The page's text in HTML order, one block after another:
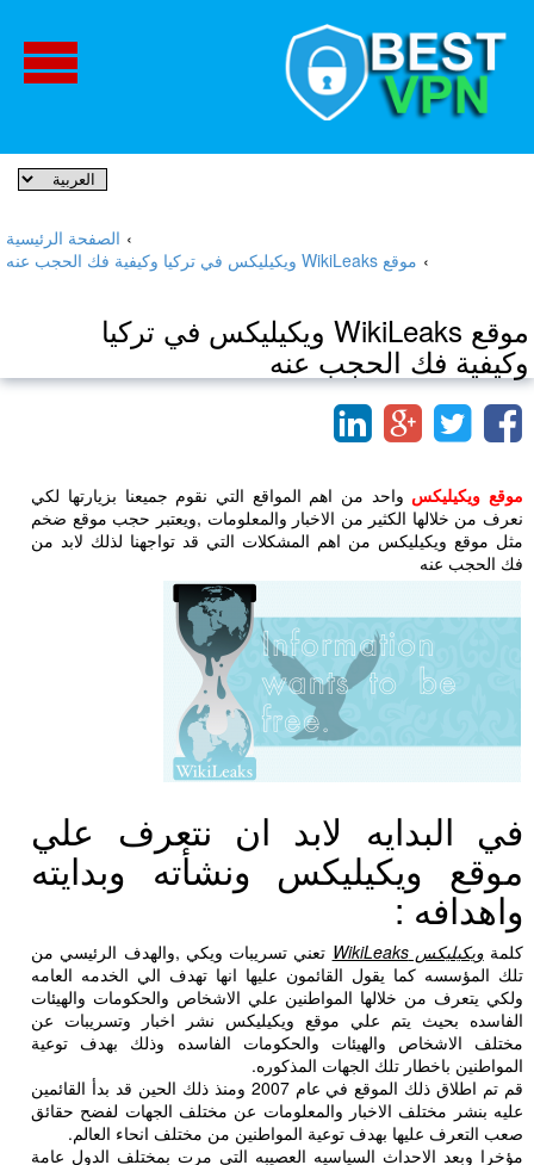
الصفحة الرئيسية ›
موقع WikiLeaks ويكيليكس في تركيا وكيفية فك الحجب عنه ›
موقع WikiLeaks ويكيليكس في تركيا
وكيفية فك الحجب عنه
موقع ويكيليكس واحد من اهم المواقع التي نقوم جميعنا بزيارتها لكي
نعرف من خلالها الكثير من الاخبار والمعلومات ,ويعتبر حجب موقع ضخم
مثل موقع ويكيليكس من اهم المشكلات التي قد تواجهنا لذلك لابد من
فك الحجب عنه
في البدايه لابد ان نتعرف علي
موقع ويكيليكس ونشأته وبدايته
واهدافه :
كلمةويكيليكس WikiLeaks
تعني تسريبات ويكي ,والهدف الرئيسي من
تلك المؤسسه كما يقول القائمون عليها انها تهدف الي الخدمه العامه
ولكي يتعرف من خلالها المواطنين علي الاشخاص والحكومات والهيئات
الفاسده بحيث يتم علي موقع ويكيليكس نشر اخبار وتسريبات عن
مختلف الاشخاص والهيئات والحكومات الفاسده وذلك بهدف توعية
المواطنين باخطار تلك الجهات المذكوره.
قم تم اطلاق ذلك الموقع في عام 2007 ومنذ ذلك الحين قد بدأ القائمين
عليه بنشر مختلف الاخبار والمعلومات عن مختلف الجهات لفضح حقائق
صعب التعرف عليها بهدف توعية المواطنين من مختلف انحاء العالم.
مؤخرا وبعد الاحداث السياسيه العصيبه التي مرت بمختلف الدول عامة